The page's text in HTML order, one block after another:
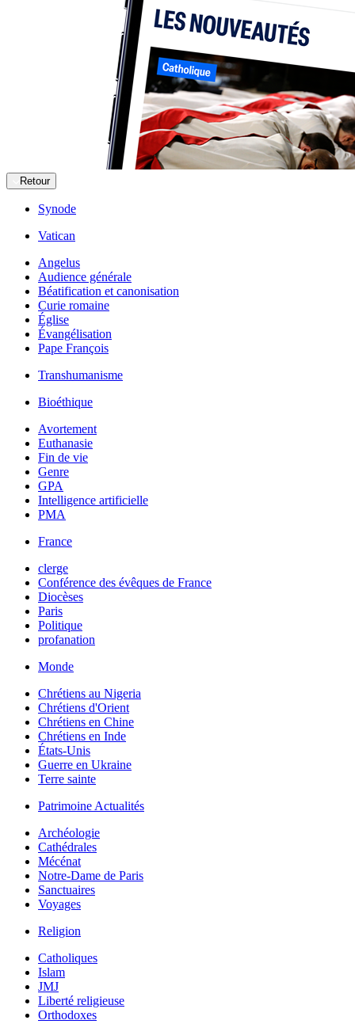
Retour
Synode
Vatican
Angelus
Audience générale
Béatification et canonisation
Curie romaine
Église
Évangélisation
Pape François
Transhumanisme
Bioéthique
Avortement
Euthanasie
Fin de vie
Genre
GPA
Intelligence artificielle
PMA
France
clerge
Conférence des évêques de France
Diocèses
Paris
Politique
profanation
Monde
Chrétiens au Nigeria
Chrétiens d'Orient
Chrétiens en Chine
Chrétiens en Inde
États-Unis
Guerre en Ukraine
Terre sainte
Patrimoine Actualités
Archéologie
Cathédrales
Mécénat
Notre-Dame de Paris
Sanctuaires
Voyages
Religion
Catholiques
Islam
JMJ
Liberté religieuse
Orthodoxes